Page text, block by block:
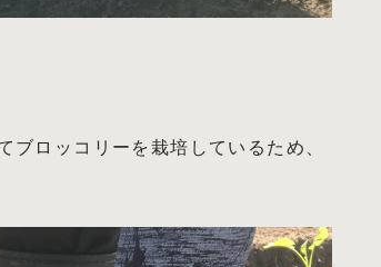
ロッコリーを栽培しているため、